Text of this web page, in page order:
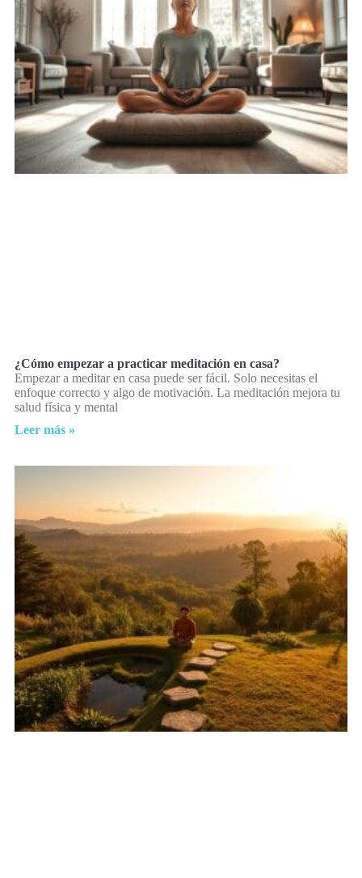
¿Cómo empezar a practicar meditación en casa?
Empezar a meditar en casa puede ser fácil. Solo necesitas el
enfoque correcto y algo de motivación. La meditación mejora tu
salud física y mental
Leer más »